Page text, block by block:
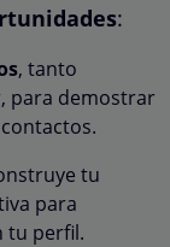
:
, tanto
para demostrar
tu
para
tu perfil.